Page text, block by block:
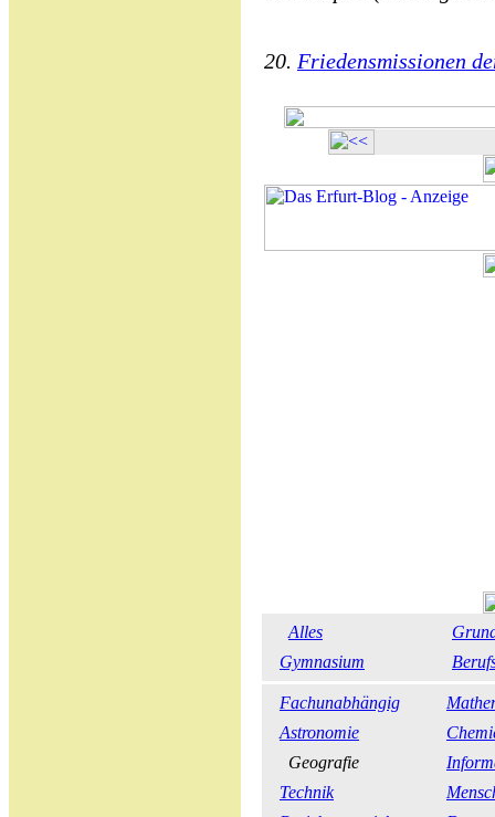
20. Friedensmissionen
Alles
Gymnasium
Fachunabhängig
Astronomie
Geografie
Technik